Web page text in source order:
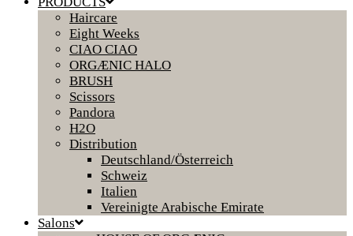
Haircare
Eight Weeks
CIAO CIAO
ORGÆNIC HALO
BRUSH
Scissors
Pandora
H2O
Distribution
Deutschland/Österreich
Schweiz
Italien
Vereinigte Arabische Emirate
Salons